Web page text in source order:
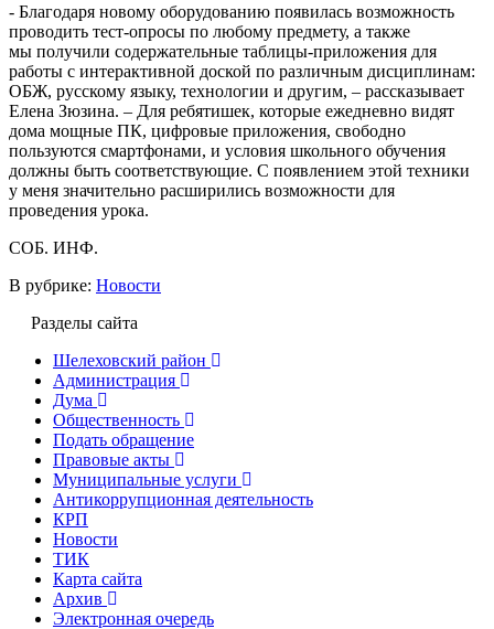
- Благодаря новому оборудованию появилась возможность
проводить тест-опросы по любому предмету, а также
мы получили содержательные таблицы-приложения для
работы с интерактивной доской по различным дисциплинам:
ОБЖ, русскому языку, технологии и другим, – рассказывает
Елена Зюзина. – Для ребятишек, которые ежедневно видят
дома мощные ПК, цифровые приложения, свободно
пользуются смартфонами, и условия школьного обучения
должны быть соответствующие. С появлением этой техники
у меня значительно расширились возможности для
проведения урока.
СОБ. ИНФ.
В рубрике: Новости
Разделы сайта
Шелеховский район
Администрация
Дума
Общественность
Подать обращение
Правовые акты
Муниципальные услуги
Антикоррупционная деятельность
КРП
Новости
ТИК
Карта сайта
Архив
Электронная очередь